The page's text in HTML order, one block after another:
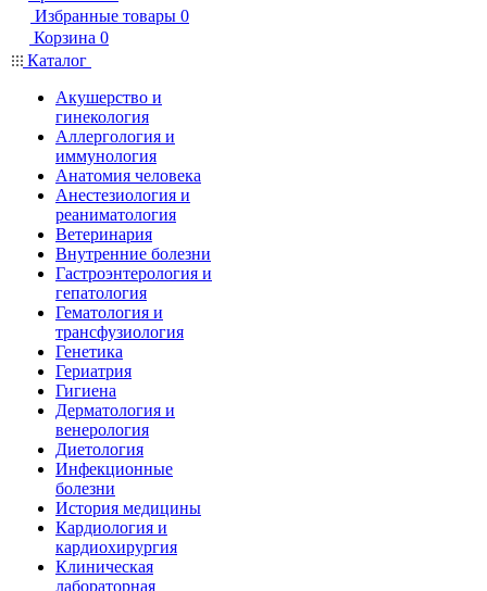
Избранные товары 0
Корзина 0
Каталог
Акушерство и
гинекология
Аллергология и
иммунология
Анатомия человека
Анестезиология и
реаниматология
Ветеринария
Внутренние болезни
Гастроэнтерология и
гепатология
Гематология и
трансфузиология
Генетика
Гериатрия
Гигиена
Дерматология и
венерология
Диетология
Инфекционные
болезни
История медицины
Кардиология и
кардиохирургия
Клиническая
лабораторная